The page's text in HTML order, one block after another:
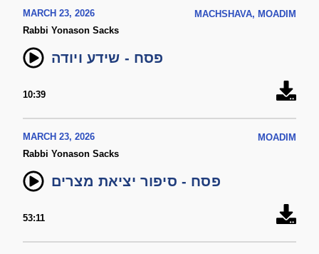
MARCH 23, 2026
MACHSHAVA, MOADIM
Rabbi Yonason Sacks
פסח - שידע ויודה
10:39
MARCH 23, 2026
MOADIM
Rabbi Yonason Sacks
פסח - סיפור יציאת מצרים
53:11